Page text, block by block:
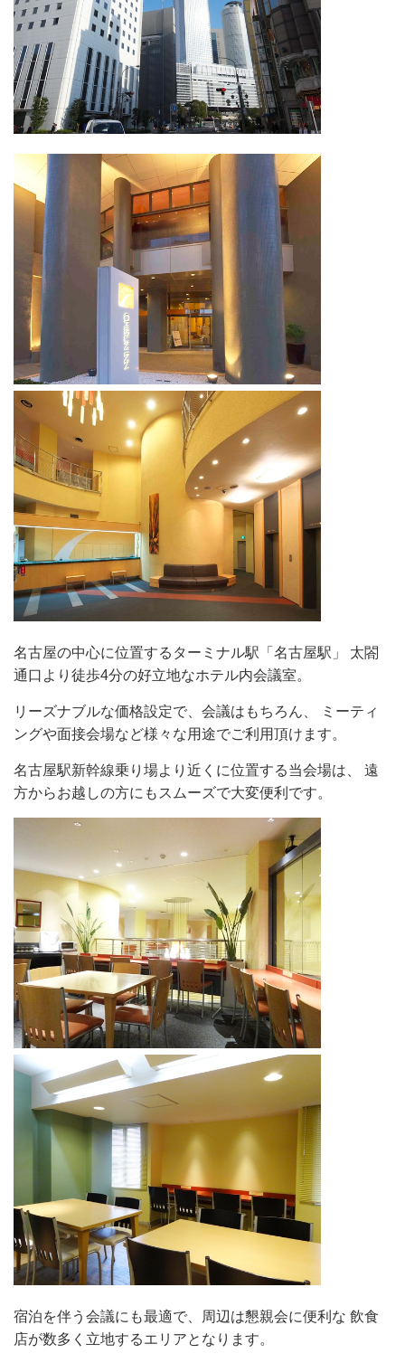
名古屋の中心に位置するターミナル駅「名古屋駅」 太閤
通口より徒歩4分の好立地なホテル内会議室。
リーズナブルな価格設定で、会議はもちろん、 ミーティ
ングや面接会場など様々な用途でご利用頂けます。
名古屋駅新幹線乗り場より近くに位置する当会場は、 遠
方からお越しの方にもスムーズで大変便利です。
宿泊を伴う会議にも最適で、周辺は懇親会に便利な 飲食
店が数多く立地するエリアとなります。